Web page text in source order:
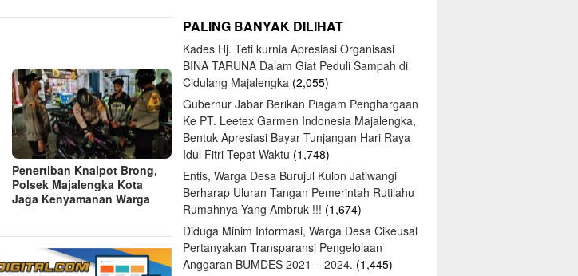
Penertiban Knalpot Brong,
Polsek Majalengka Kota
Jaga Kenyamanan Warga
PALING BANYAK DILIHAT
Kades Hj. Teti kurnia Apresiasi Organisasi
BINA TARUNA Dalam Giat Peduli Sampah di
Cidulang Majalengka (2,055)
Gubernur Jabar Berikan Piagam Penghargaan
Ke PT. Leetex Garmen Indonesia Majalengka,
Bentuk Apresiasi Bayar Tunjangan Hari Raya
Idul Fitri Tepat Waktu (1,748)
Entis, Warga Desa Burujul Kulon Jatiwangi
Berharap Uluran Tangan Pemerintah Rutilahu
Rumahnya Yang Ambruk !!! (1,674)
Diduga Minim Informasi, Warga Desa Cikeusal
Pertanyakan Transparansi Pengelolaan
Anggaran BUMDES 2021 – 2024. (1,445)